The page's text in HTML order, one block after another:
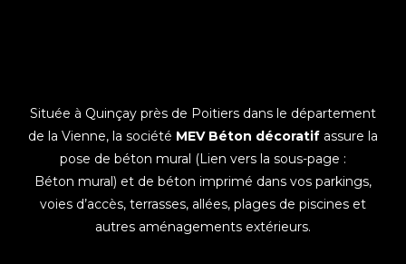
Située à Quinçay près de Poitiers dans le département
de la Vienne, la société MEV Béton décoratif assure la
pose de béton mural (Lien vers la sous-page :
Béton mural) et de béton imprimé dans vos parkings,
voies d’accès, terrasses, allées, plages de piscines et
autres aménagements extérieurs.